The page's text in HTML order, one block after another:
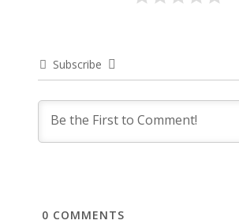
Subscribe
0 COMMENTS